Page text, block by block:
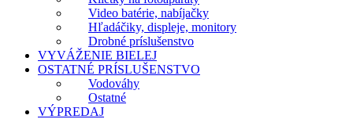
Video batérie, nabíjačky
Hľadáčiky, displeje, monitory
Drobné príslušenstvo
VYVÁŽENIE BIELEJ
OSTATNÉ PRÍSLUŠENSTVO
Vodováhy
Ostatné
VÝPREDAJ